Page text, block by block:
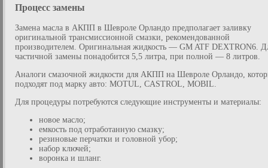
Процесс замены
Замена масла в АКПП в Шевроле Орландо предполагает заливку
оригинальной трансмиссионной смазки, рекомендованной
производителем. Оригинальная жидкость — GM ATF DEXTRON6.
частичной замены понадобится 5,5 литра, при полной — 8 литров.
Аналоги смазочной жидкости для АКПП на Шевроле Орландо,
подходят под марку авто: MOTUL, CASTROL, MOBIL.
Для процедуры потребуются следующие инструменты и материалы:
новое масло;
емкость под отработанную смазку;
резиновые перчатки и головной убор;
набор ключей;
воронка и шланг.